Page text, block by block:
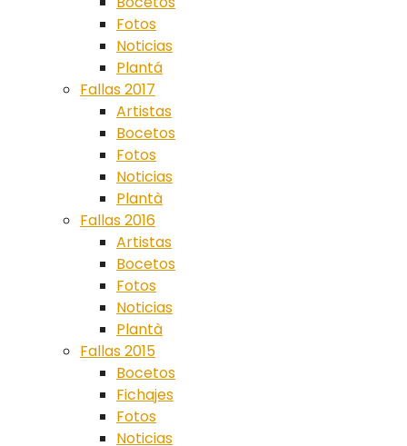
Fotos
Noticias
Plantá
Fallas 2017
Artistas
Bocetos
Fotos
Noticias
Plantà
Fallas 2016
Artistas
Bocetos
Fotos
Noticias
Plantà
Fallas 2015
Bocetos
Fichajes
Fotos
Noticias